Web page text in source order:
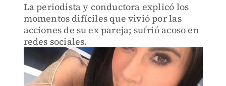
La periodista y conductora explicó los
momentos difíciles que vivió por las
acciones de su ex pareja; sufrió acoso en
redes sociales.